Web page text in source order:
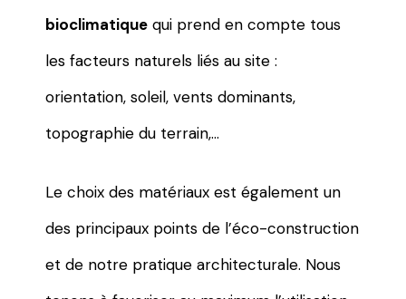
bioclimatique qui prend en compte tous
les facteurs naturels liés au site :
orientation, soleil, vents dominants,
topographie du terrain,…
Le choix des matériaux est également un
des principaux points de l’éco-construction
et de notre pratique architecturale. Nous